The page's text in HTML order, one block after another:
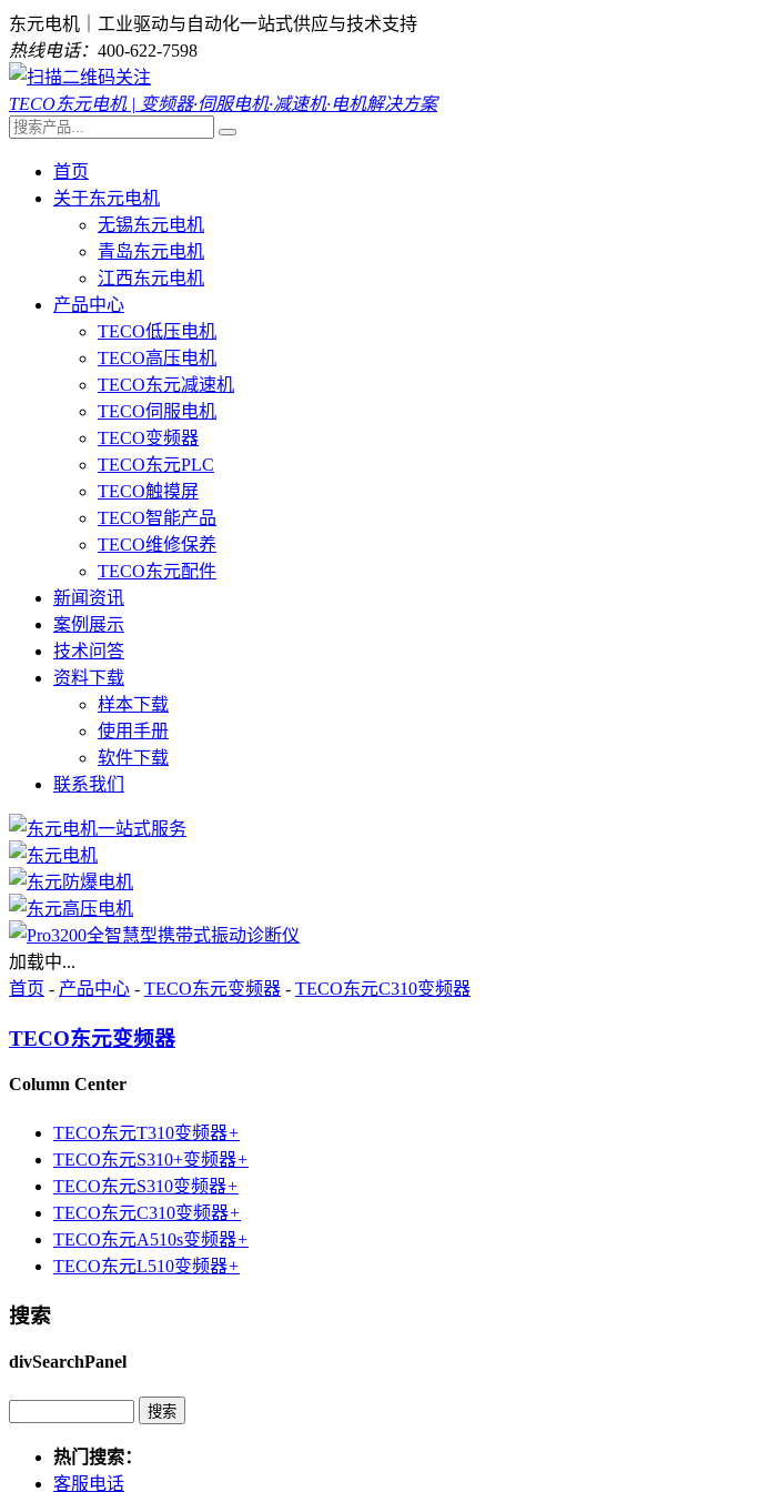
东元电机｜工业驱动与自动化一站式供应与技术支持
热线电话： 400-622-7598
TECO东元电机 | 变频器·伺服电机·减速机·电机解决方案
首页
关于东元电机
无锡东元电机
青岛东元电机
江西东元电机
产品中心
TECO低压电机
TECO高压电机
TECO东元减速机
TECO伺服电机
TECO变频器
TECO东元PLC
TECO触摸屏
TECO智能产品
TECO维修保养
TECO东元配件
新闻资讯
案例展示
技术问答
资料下载
样本下载
使用手册
软件下载
联系我们
加载中...
首页 - 产品中心 - TECO东元变频器 - TECO东元C310变频器
TECO东元变频器
Column Center
TECO东元T310变频器+
TECO东元S310+变频器+
TECO东元S310变频器+
TECO东元C310变频器+
TECO东元A510s变频器+
TECO东元L510变频器+
搜索
divSearchPanel
热门搜索：
客服电话